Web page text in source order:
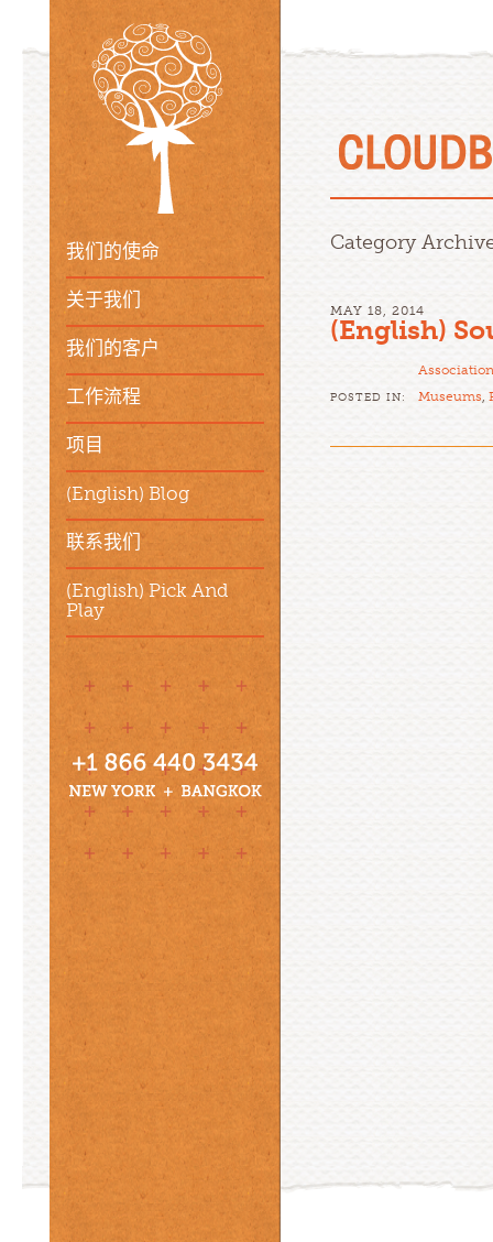
我们的使命
关于我们
我们的客户
工作流程
项目
(English) Blog
联系我们
(English) Pick And
Play
Category
MAY 18, 2014
(English)
POSTED IN:
Museums,